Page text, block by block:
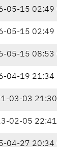
05-15 02:49
05-15 02:49
05-15 08:53
04-19 21:34
03-03 21:30
02-05 22:41
04-27 20:34